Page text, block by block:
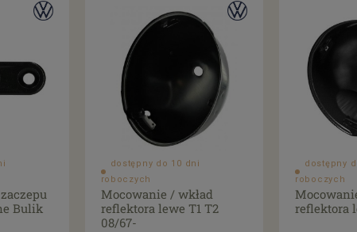
Bulik
dostępny do 10 dni
roboczych
Mocowanie / wkład
reflektora lewe T1 T2
08/67-
dostępny
roboczych
reflektora